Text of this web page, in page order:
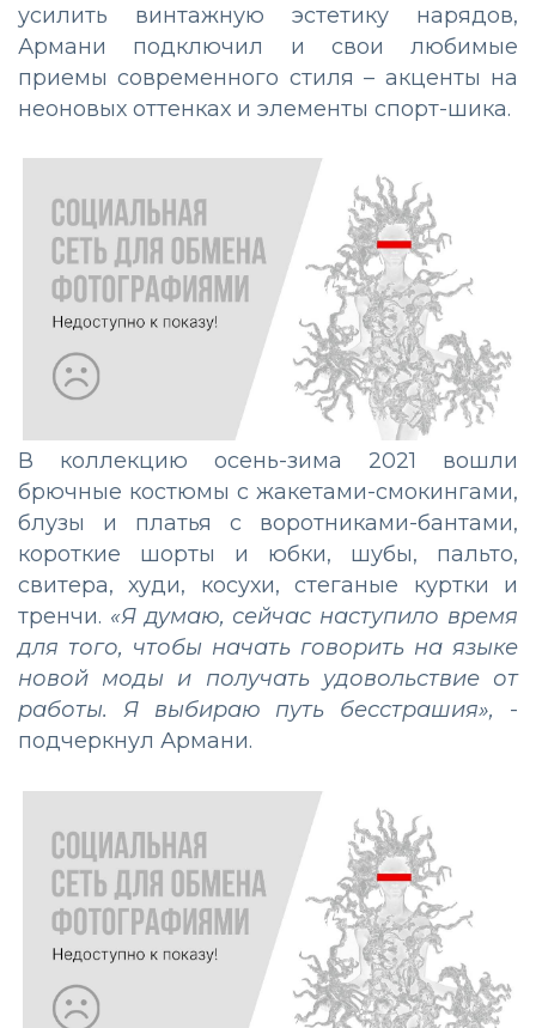
усилить винтажную эстетику нарядов,
Армани подключил и свои любимые
приемы современного стиля – акценты на
неоновых оттенках и элементы спорт-шика.
В коллекцию осень-зима 2021 вошли
брючные костюмы с жакетами-смокингами,
блузы и платья с воротниками-бантами,
короткие шорты и юбки, шубы, пальто,
свитера, худи, косухи, стеганые куртки и
тренчи. «Я думаю, сейчас наступило время
для того, чтобы начать говорить на языке
новой моды и получать удовольствие от
работы. Я выбираю путь бесстрашия»,
-
подчеркнул Армани.